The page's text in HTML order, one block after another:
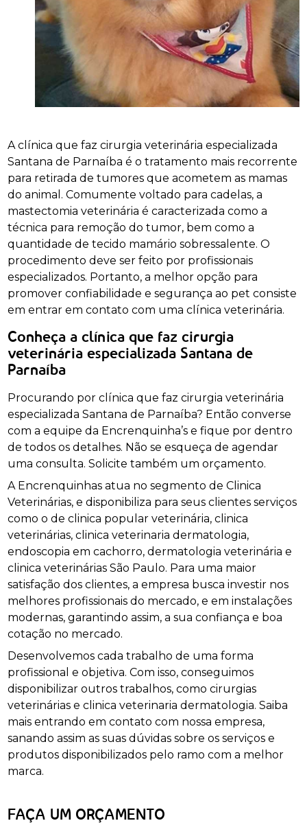
A clínica que faz cirurgia veterinária especializada
Santana de Parnaíba é o tratamento mais recorrente
para retirada de tumores que acometem as mamas
do animal. Comumente voltado para cadelas, a
mastectomia veterinária é caracterizada como a
técnica para remoção do tumor, bem como a
quantidade de tecido mamário sobressalente. O
procedimento deve ser feito por profissionais
especializados. Portanto, a melhor opção para
promover confiabilidade e segurança ao pet consiste
em entrar em contato com uma clínica veterinária.
Conheça a clínica que faz cirurgia
veterinária especializada Santana de
Parnaíba
Procurando por clínica que faz cirurgia veterinária
especializada Santana de Parnaíba? Então converse
com a equipe da Encrenquinha’s e fique por dentro
de todos os detalhes. Não se esqueça de agendar
uma consulta. Solicite também um orçamento.
A Encrenquinhas atua no segmento de Clinica
Veterinárias, e disponibiliza para seus clientes serviços
como o de clinica popular veterinária, clinica
veterinárias, clinica veterinaria dermatologia,
endoscopia em cachorro, dermatologia veterinária e
clinica veterinárias São Paulo. Para uma maior
satisfação dos clientes, a empresa busca investir nos
melhores profissionais do mercado, e em instalações
modernas, garantindo assim, a sua confiança e boa
cotação no mercado.
Desenvolvemos cada trabalho de uma forma
profissional e objetiva. Com isso, conseguimos
disponibilizar outros trabalhos, como cirurgias
veterinárias e clinica veterinaria dermatologia. Saiba
mais entrando em contato com nossa empresa,
sanando assim as suas dúvidas sobre os serviços e
produtos disponibilizados pelo ramo com a melhor
marca.
FAÇA UM ORÇAMENTO